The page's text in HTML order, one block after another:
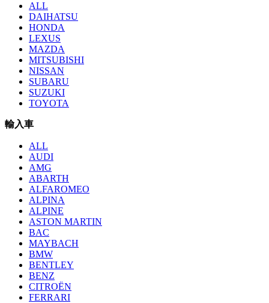
ALL
DAIHATSU
HONDA
LEXUS
MAZDA
MITSUBISHI
NISSAN
SUBARU
SUZUKI
TOYOTA
輸入車
ALL
AUDI
AMG
ABARTH
ALFAROMEO
ALPINA
ALPINE
ASTON MARTIN
BAC
MAYBACH
BMW
BENTLEY
BENZ
CITROËN
FERRARI